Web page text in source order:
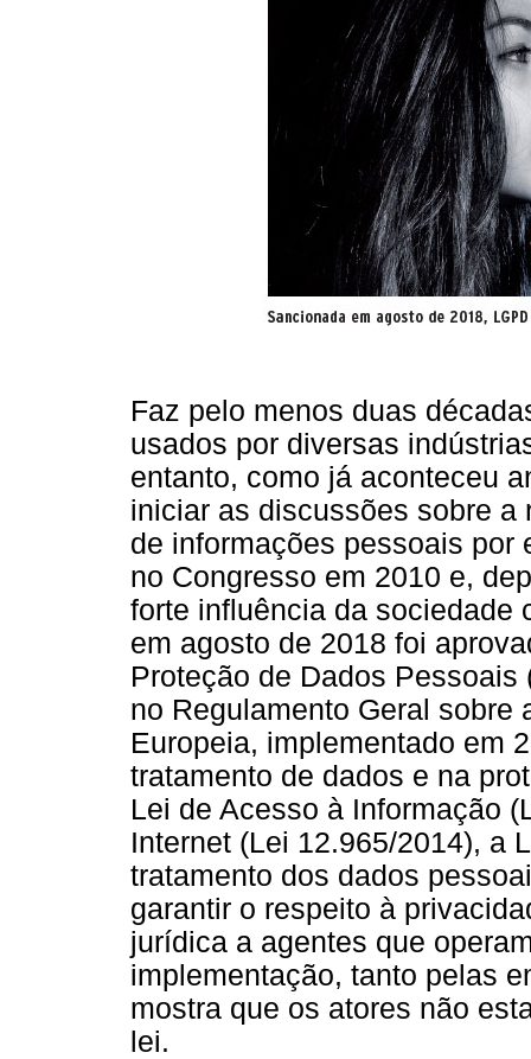
Faz pelo menos duas
usados por diversas
entanto, como já aconteceu
iniciar as discussões sobre a
de informações pessoais por
no Congresso em 2010 e,
forte influência da sociedade
em agosto de 2018 foi
Proteção de Dados
no Regulamento Geral sobre
Europeia, implementado em
tratamento de dados e na
Lei de Acesso à Informação
Internet (Lei 12.965/2014), a
tratamento dos dados
garantir o respeito à
jurídica a agentes que
implementação, tanto pelas
mostra que os atores não
lei.